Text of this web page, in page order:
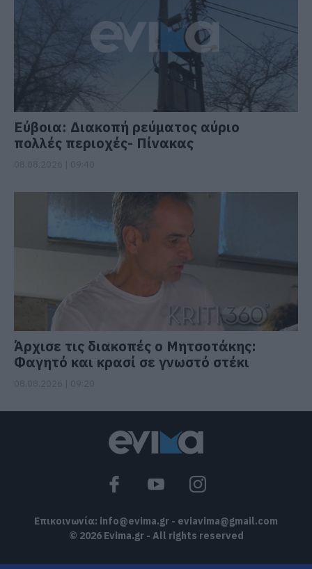
Εύβοια: Διακοπή ρεύματος αύριο
πολλές περιοχές- Πίνακας
Άρχισε τις διακοπές ο Μητσοτάκης:
Φαγητό και κρασί σε γνωστό στέκι
Επικοινωνία: info@evima.gr - eviavima@gmail.com
© 2026 Evima.gr - All rights reserved